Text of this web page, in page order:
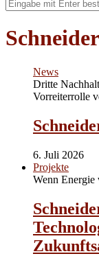
News
Dritte
Vorreiterrolle
6. Juli 2026
Projekte
Wenn Energie